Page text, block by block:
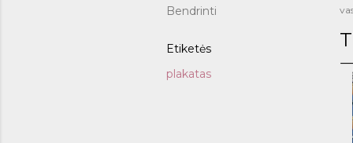
Bendrinti
Etiketės
plakatas